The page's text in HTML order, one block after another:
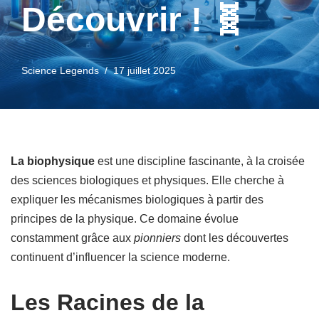
Découvrir ! 🧬
Science Legends 17 juillet 2025
La biophysique est une discipline fascinante, à la croisée
des sciences biologiques et physiques. Elle cherche à
expliquer les mécanismes biologiques à partir des
principes de la physique. Ce domaine évolue
constamment grâce aux pionniers dont les découvertes
continuent d’influencer la science moderne.
Les Racines de la